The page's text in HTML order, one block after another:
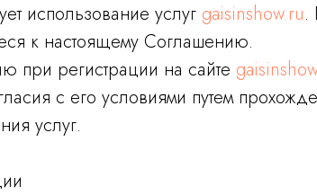
использование услуг gaisinshow.ru.
к настоящему Соглашению.
при регистрации на сайте
с его условиями путем
услуг.